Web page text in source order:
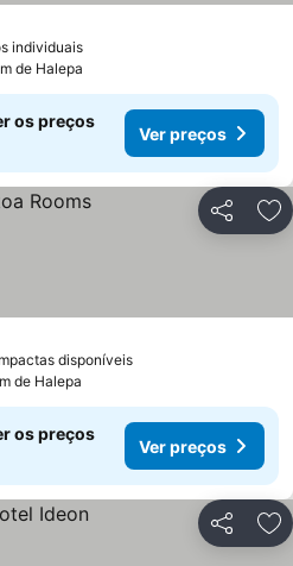
individuaisVer preços
de Halepa
os preços
Ver preços
Partilhar
disponíveisVer preços
de Halepa
os preços
Ver preços
Partilhar